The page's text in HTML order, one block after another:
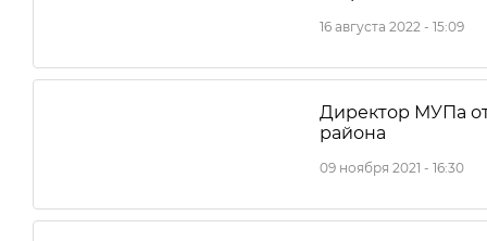
16 августа 2022 - 15:09
Директор МУПа
района
09 ноября 2021 - 16:30